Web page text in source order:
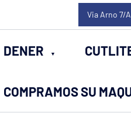
Via Arno 7/
DENER
COMPRAMOS SU